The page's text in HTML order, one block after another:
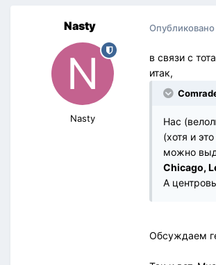
Nasty
Nasty
Опубликовано
в связи с
итак,
Нас
(хотя и
можно
Chicago,
А
Обсуждаем